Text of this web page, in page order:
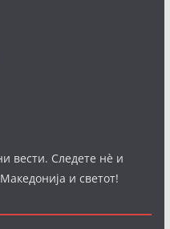
вести. Следете нè и
и светот!